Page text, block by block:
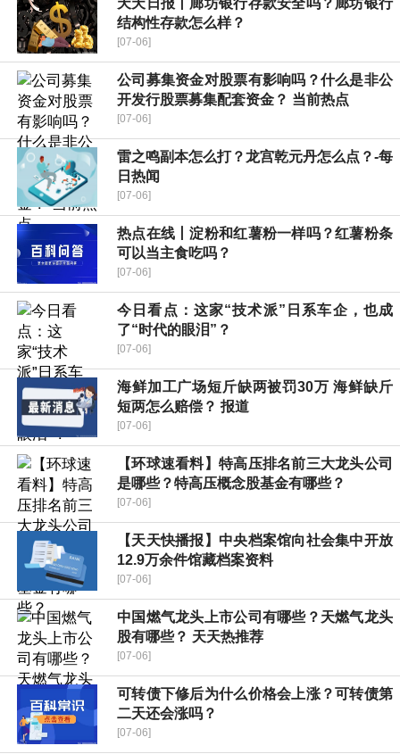
结构性存款怎么样？
[07-06]
公司募集资金对股票有影响吗？什么是非公
开发行股票募集配套资金？ 当前热点
[07-06]
雷之鸣副本怎么打？龙宫乾元丹怎么点？-每
日热闻
[07-06]
热点在线丨淀粉和红薯粉一样吗？红薯粉条
可以当主食吃吗？
[07-06]
今日看点：这家“技术派”日系车企，也成
了“时代的眼泪”？
[07-06]
海鲜加工广场短斤缺两被罚30万 海鲜缺斤
短两怎么赔偿？ 报道
[07-06]
【环球速看料】特高压排名前三大龙头公司
是哪些？特高压概念股基金有哪些？
[07-06]
【天天快播报】中央档案馆向社会集中开放
12.9万余件馆藏档案资料
[07-06]
中国燃气龙头上市公司有哪些？天燃气龙头
股有哪些？ 天天热推荐
[07-06]
可转债下修后为什么价格会上涨？可转债第
二天还会涨吗？
[07-06]